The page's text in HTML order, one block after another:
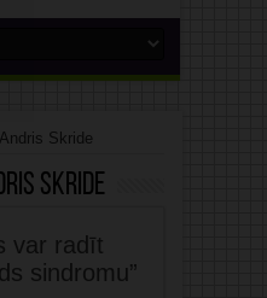
Skride
Skride
var radīt
sindromu”